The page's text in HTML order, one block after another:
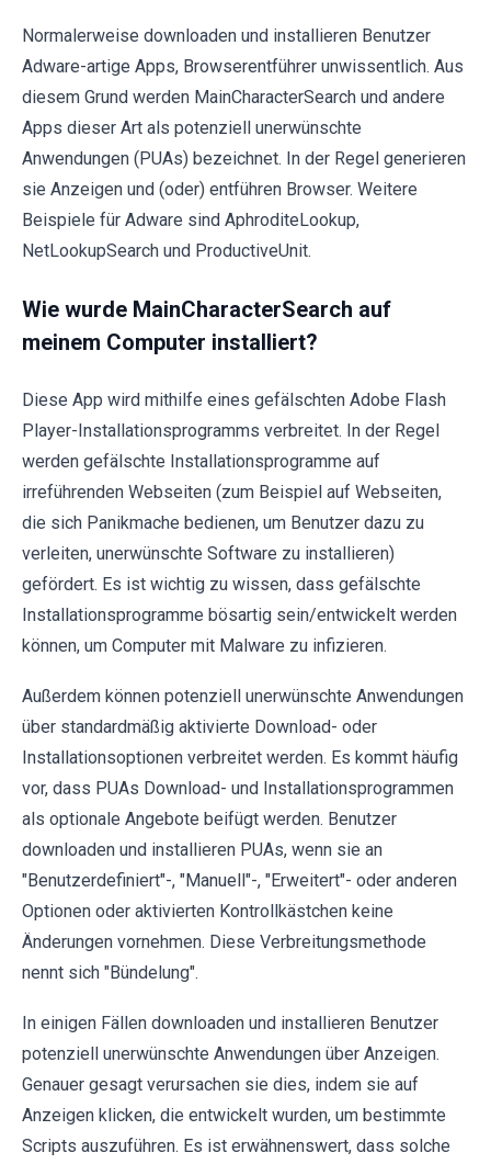
Normalerweise downloaden und installieren Benutzer
Adware-artige Apps, Browserentführer unwissentlich. Aus
diesem Grund werden MainCharacterSearch und andere
Apps dieser Art als potenziell unerwünschte
Anwendungen (PUAs) bezeichnet. In der Regel generieren
sie Anzeigen und (oder) entführen Browser. Weitere
Beispiele für Adware sind AphroditeLookup,
NetLookupSearch und ProductiveUnit.
Wie wurde MainCharacterSearch auf
meinem Computer installiert?
Diese App wird mithilfe eines gefälschten Adobe Flash
Player-Installationsprogramms verbreitet. In der Regel
werden gefälschte Installationsprogramme auf
irreführenden Webseiten (zum Beispiel auf Webseiten,
die sich Panikmache bedienen, um Benutzer dazu zu
verleiten, unerwünschte Software zu installieren)
gefördert. Es ist wichtig zu wissen, dass gefälschte
Installationsprogramme bösartig sein/entwickelt werden
können, um Computer mit Malware zu infizieren.
Außerdem können potenziell unerwünschte Anwendungen
über standardmäßig aktivierte Download- oder
Installationsoptionen verbreitet werden. Es kommt häufig
vor, dass PUAs Download- und Installationsprogrammen
als optionale Angebote beifügt werden. Benutzer
downloaden und installieren PUAs, wenn sie an
"Benutzerdefiniert"-, "Manuell"-, "Erweitert"- oder anderen
Optionen oder aktivierten Kontrollkästchen keine
Änderungen vornehmen. Diese Verbreitungsmethode
nennt sich "Bündelung".
In einigen Fällen downloaden und installieren Benutzer
potenziell unerwünschte Anwendungen über Anzeigen.
Genauer gesagt verursachen sie dies, indem sie auf
Anzeigen klicken, die entwickelt wurden, um bestimmte
Scripts auszuführen. Es ist erwähnenswert, dass solche